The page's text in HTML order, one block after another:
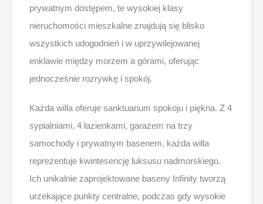
prywatnym dostępem, te wysokiej klasy
nieruchomości mieszkalne znajdują się blisko
wszystkich udogodnień i w uprzywilejowanej
enklawie między morzem a górami, oferując
jednocześnie rozrywkę i spokój.
Każda willa oferuje sanktuarium spokoju i piękna. Z 4
sypialniami, 4 łazienkami, garażem na trzy
samochody i prywatnym basenem, każda willa
reprezentuje kwintesencję luksusu nadmorskiego.
Ich unikalnie zaprojektowane baseny Infinity tworzą
urzekające punkty centralne, podczas gdy wysokie